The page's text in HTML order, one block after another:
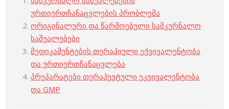
ურთიერთჩანაცვლების პრობლემა
ორიგინალური და წარმოებული სამკურნალო
საშუალებები
მედიკამენტების თერაპიული ექვივალენტობა
და ურთიერთჩანაცვლება
პრეპარატები თერაპევტული ეკვივალენტობა
და GMP